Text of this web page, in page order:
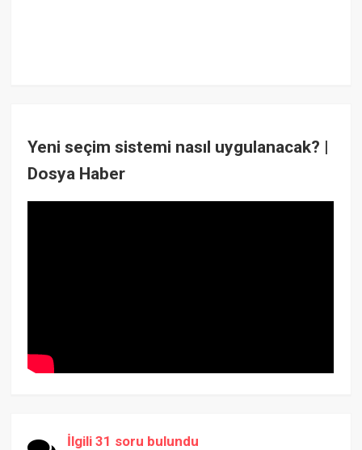
Yeni seçim sistemi nasıl uygulanacak? |
Dosya Haber
İlgili 31 soru bulundu